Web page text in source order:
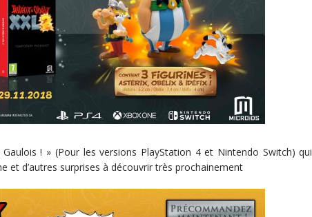
! » (Pour les versions PlayStation 4 et Nintendo Switch) qui
et d’autres surprises à découvrir très prochainement